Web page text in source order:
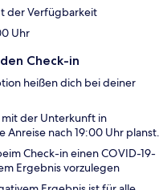
der Verfügbarkeit
Uhr
Check-in
heißen dich bei deiner
mit der Unterkunft in
nach 19:00 Uhr planst.
Check-in einen COVID-19-
Ergebnis vorzulegen